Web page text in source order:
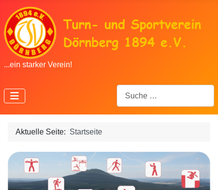
...ein starker Verein!
Aktuelle Seite: Startseite